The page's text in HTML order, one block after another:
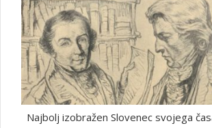
Najbolj izobražen Slovenec svojega